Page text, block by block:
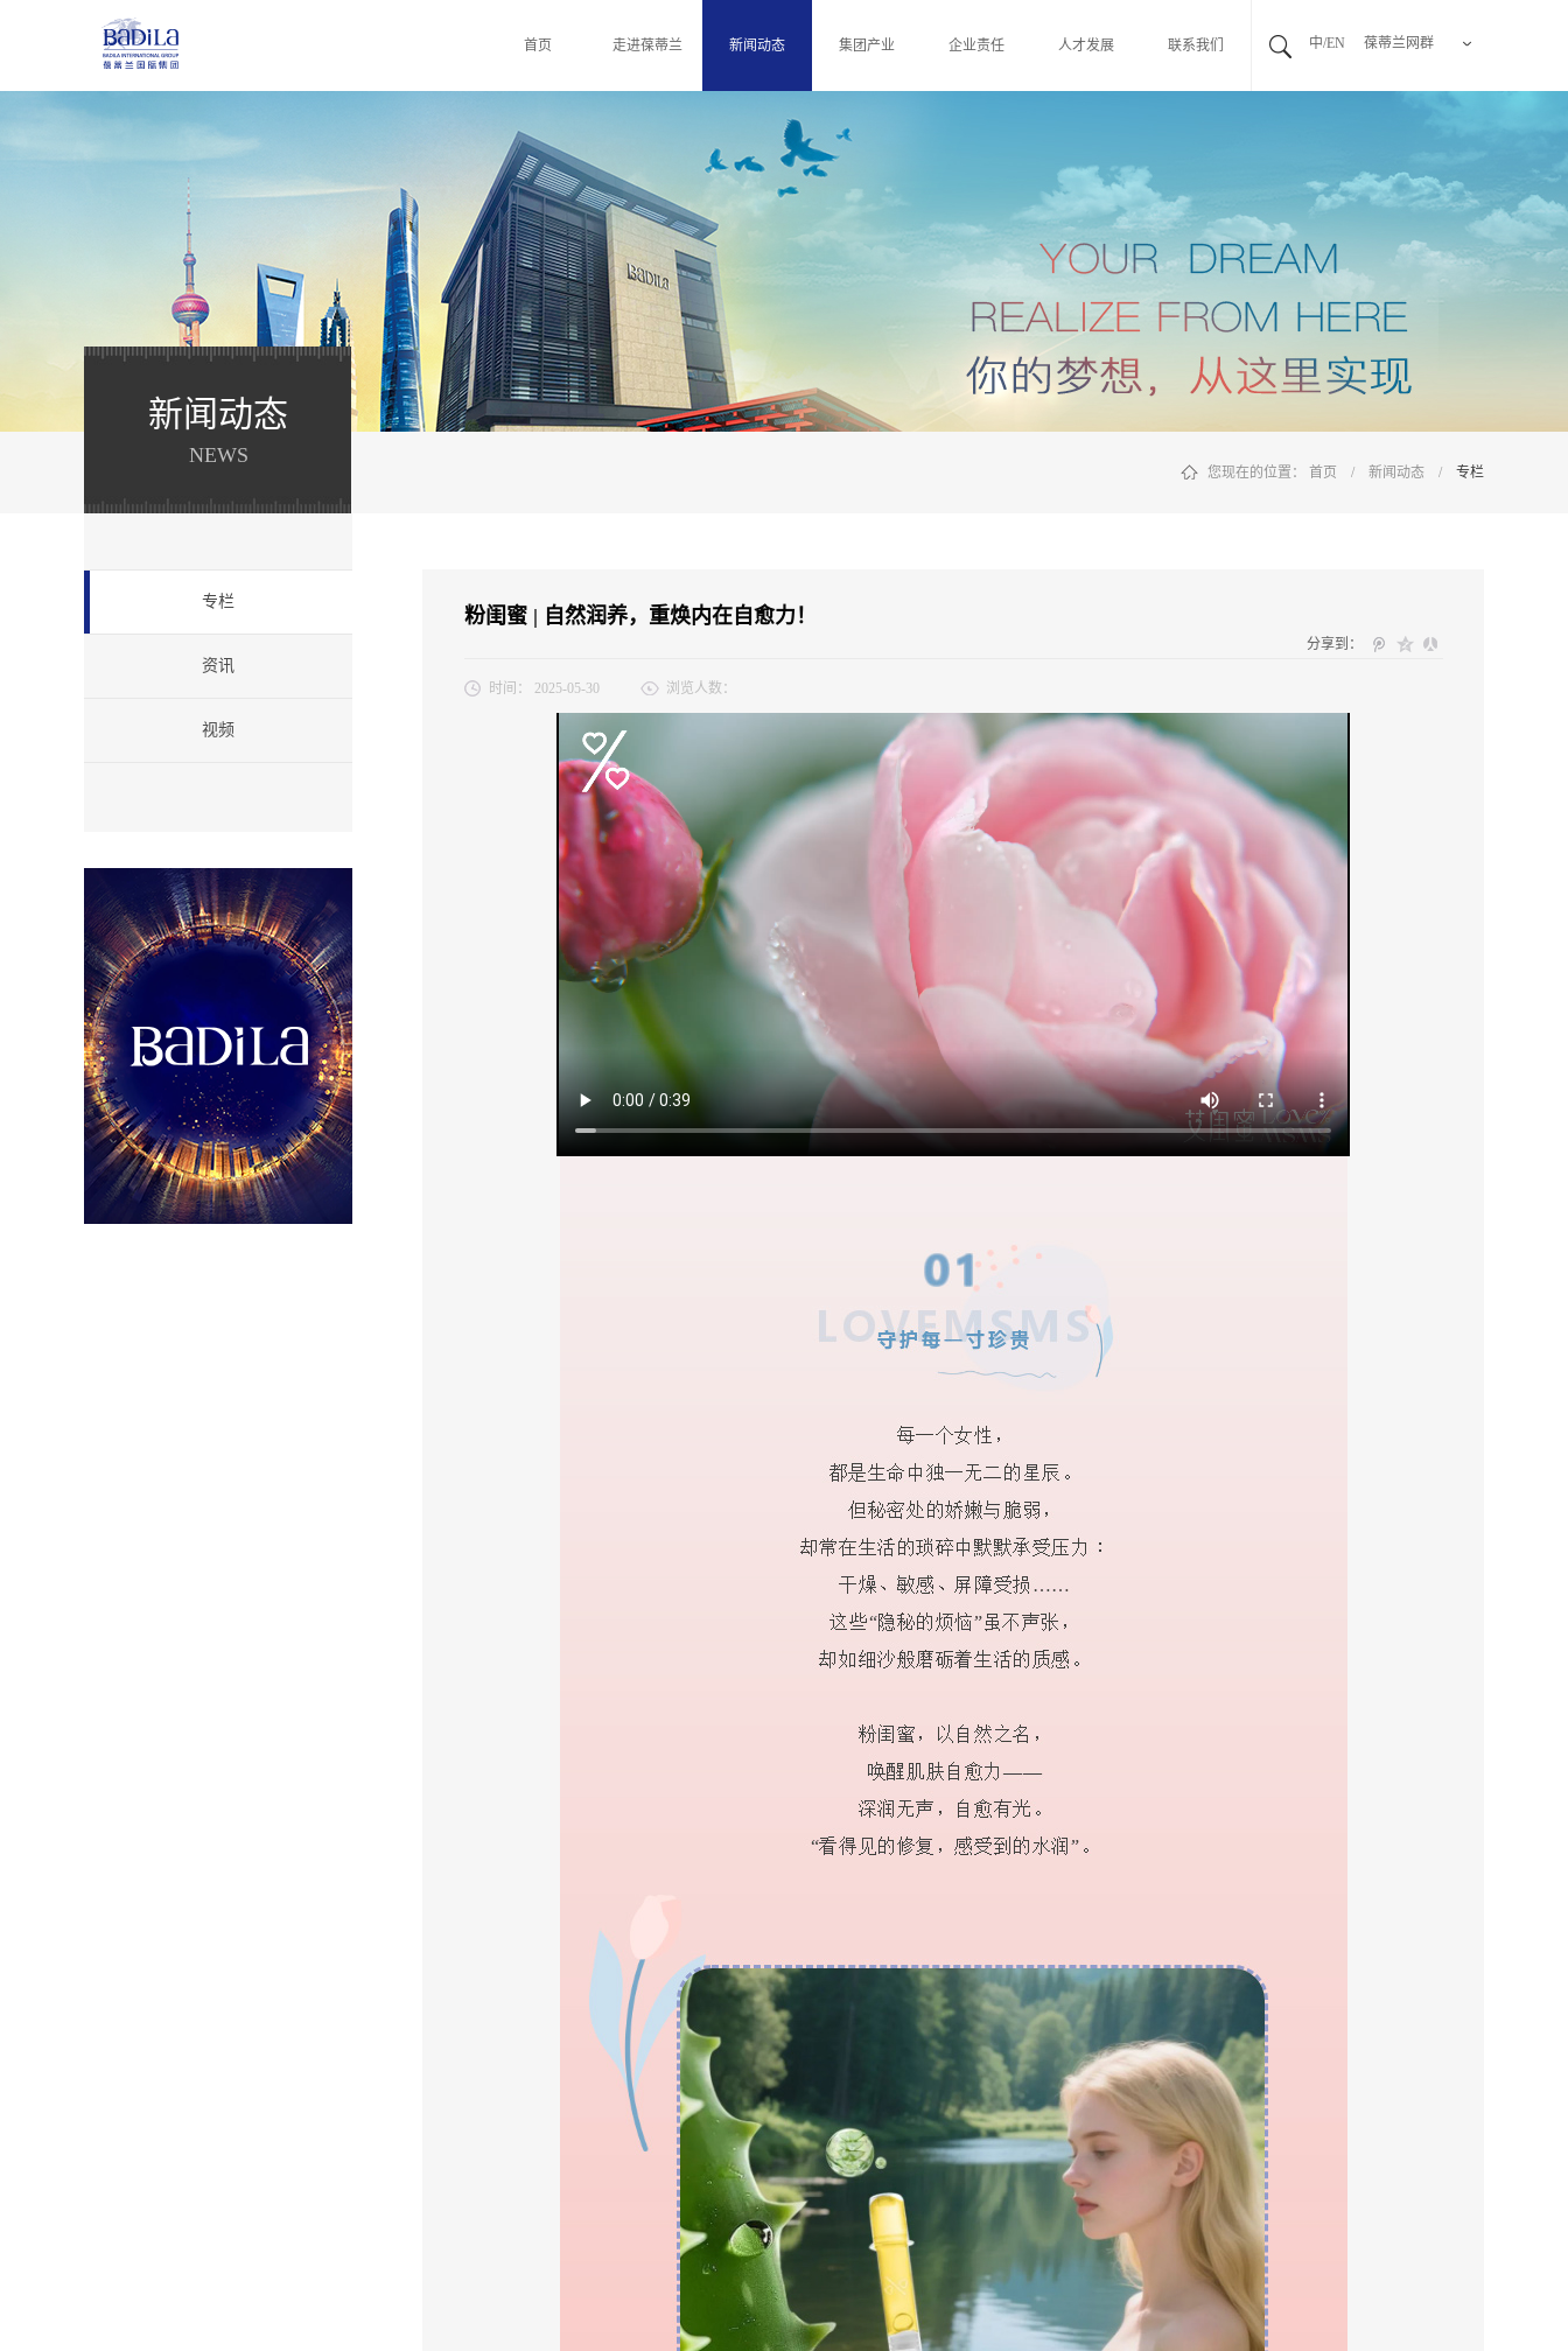
葆蒂兰网群
中/EN
首页 走进葆蒂兰 新闻动态 集团产业 企业责任 人才发展 联系我们
新闻动态
NEWS
专栏
资讯
视频
您现在的位置： 首页 / 新闻动态 / 专栏
粉闺蜜 | 自然润养，重焕内在自愈力！
分享到：
时间： 2025-05-30 浏览人数：
每一个女性，都是生命中独一无二的星辰。但秘密处的娇嫩与脆弱，却常在生活的琐碎中默默承受压力：干燥、敏感、屏障受损……这些“隐秘的烦
恼”虽不声张，却如细沙般磨砺着生活的质感。粉闺蜜，以自然之名，唤醒肌肤自愈力——深润无声，自愈有光。“看得见的修复，感受到的水润”。